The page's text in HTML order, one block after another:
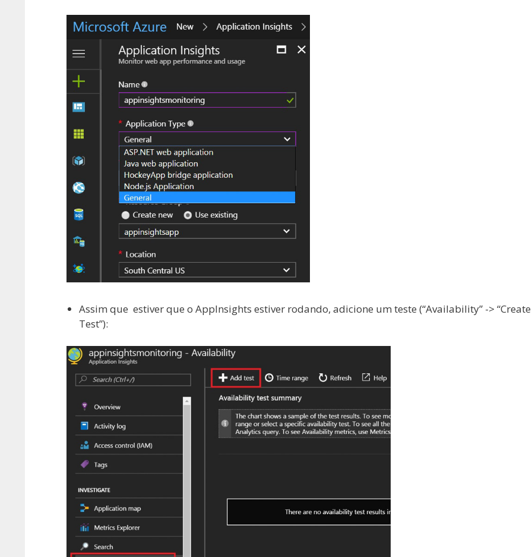
Assim que estiver que o AppInsights estiver rodando, adicione um teste (“Availability” -> “Create
Test”):